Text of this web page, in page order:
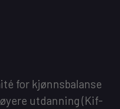
for kjønnsbalanse
utdanning(Kif-